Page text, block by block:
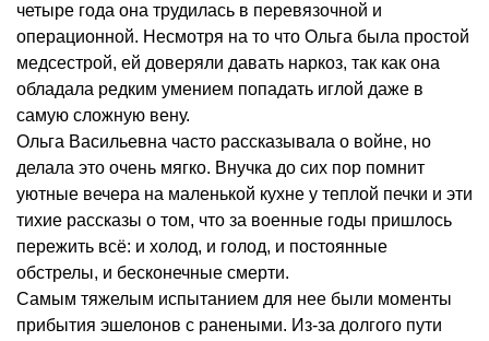
четыре года она трудилась в перевязочной и
операционной. Несмотря на то что Ольга была простой
медсестрой, ей доверяли давать наркоз, так как она
обладала редким умением попадать иглой даже в
самую сложную вену.
Ольга Васильевна часто рассказывала о войне, но
делала это очень мягко. Внучка до сих пор помнит
уютные вечера на маленькой кухне у теплой печки и эти
тихие рассказы о том, что за военные годы пришлось
пережить всё: и холод, и голод, и постоянные
обстрелы, и бесконечные смерти.
Самым тяжелым испытанием для нее были моменты
прибытия эшелонов с ранеными. Из-за долгого пути